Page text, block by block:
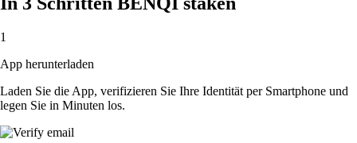
1
App herunterladen
Laden Sie die App, verifizieren Sie Ihre Identität per Smartphone und
legen Sie in Minuten los.